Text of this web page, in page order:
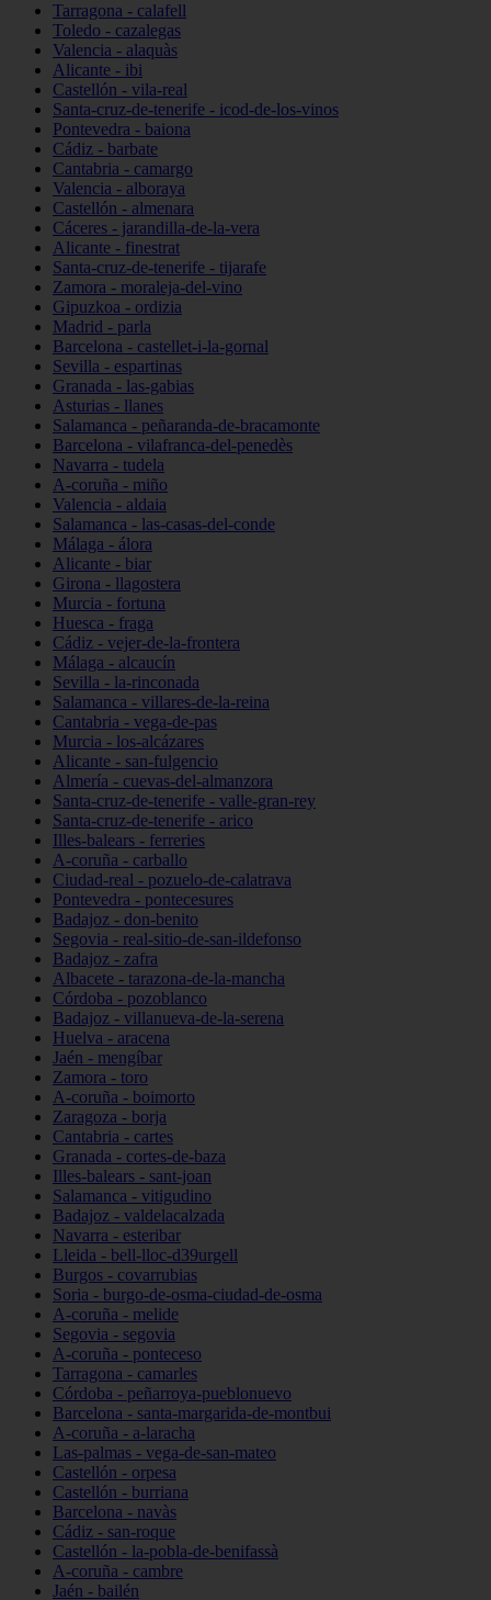
Tarragona - calafell
Toledo - cazalegas
Valencia - alaquàs
Alicante - ibi
Castellón - vila-real
Santa-cruz-de-tenerife - icod-de-los-vinos
Pontevedra - baiona
Cádiz - barbate
Cantabria - camargo
Valencia - alboraya
Castellón - almenara
Cáceres - jarandilla-de-la-vera
Alicante - finestrat
Santa-cruz-de-tenerife - tijarafe
Zamora - moraleja-del-vino
Gipuzkoa - ordizia
Madrid - parla
Barcelona - castellet-i-la-gornal
Sevilla - espartinas
Granada - las-gabias
Asturias - llanes
Salamanca - peñaranda-de-bracamonte
Barcelona - vilafranca-del-penedès
Navarra - tudela
A-coruña - miño
Valencia - aldaia
Salamanca - las-casas-del-conde
Málaga - álora
Alicante - biar
Girona - llagostera
Murcia - fortuna
Huesca - fraga
Cádiz - vejer-de-la-frontera
Málaga - alcaucín
Sevilla - la-rinconada
Salamanca - villares-de-la-reina
Cantabria - vega-de-pas
Murcia - los-alcázares
Alicante - san-fulgencio
Almería - cuevas-del-almanzora
Santa-cruz-de-tenerife - valle-gran-rey
Santa-cruz-de-tenerife - arico
Illes-balears - ferreries
A-coruña - carballo
Ciudad-real - pozuelo-de-calatrava
Pontevedra - pontecesures
Badajoz - don-benito
Segovia - real-sitio-de-san-ildefonso
Badajoz - zafra
Albacete - tarazona-de-la-mancha
Córdoba - pozoblanco
Badajoz - villanueva-de-la-serena
Huelva - aracena
Jaén - mengíbar
Zamora - toro
A-coruña - boimorto
Zaragoza - borja
Cantabria - cartes
Granada - cortes-de-baza
Illes-balears - sant-joan
Salamanca - vitigudino
Badajoz - valdelacalzada
Navarra - esteribar
Lleida - bell-lloc-d39urgell
Burgos - covarrubias
Soria - burgo-de-osma-ciudad-de-osma
A-coruña - melide
Segovia - segovia
A-coruña - ponteceso
Tarragona - camarles
Córdoba - peñarroya-pueblonuevo
Barcelona - santa-margarida-de-montbui
A-coruña - a-laracha
Las-palmas - vega-de-san-mateo
Castellón - orpesa
Castellón - burriana
Barcelona - navàs
Cádiz - san-roque
Castellón - la-pobla-de-benifassà
A-coruña - cambre
Jaén - bailén